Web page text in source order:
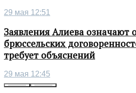
29 мая 12:51
Заявления Алиева означают
брюссельских
требует объяснений
29 мая 12:45